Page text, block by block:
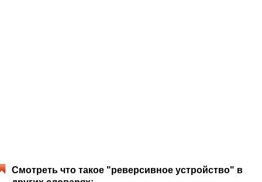
Смотреть что такое "реверсивное устройство" в